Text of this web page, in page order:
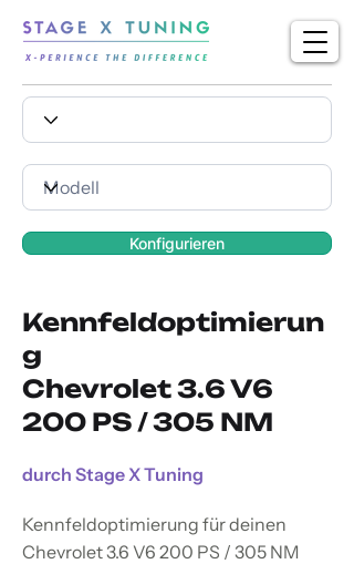
Konfigurieren
Kennfeldoptimierun
g
Chevrolet 3.6 V6
200 PS / 305 NM
durch Stage X Tuning
Kennfeldoptimierung für deinen
Chevrolet 3.6 V6 200 PS / 305 NM